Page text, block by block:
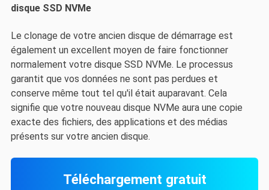
disque SSD NVMe
Le clonage de votre ancien disque de démarrage est
également un excellent moyen de faire fonctionner
normalement votre disque SSD NVMe. Le processus
garantit que vos données ne sont pas perdues et
conserve même tout tel qu'il était auparavant. Cela
signifie que votre nouveau disque NVMe aura une copie
exacte des fichiers, des applications et des médias
présents sur votre ancien disque.
Téléchargement gratuit